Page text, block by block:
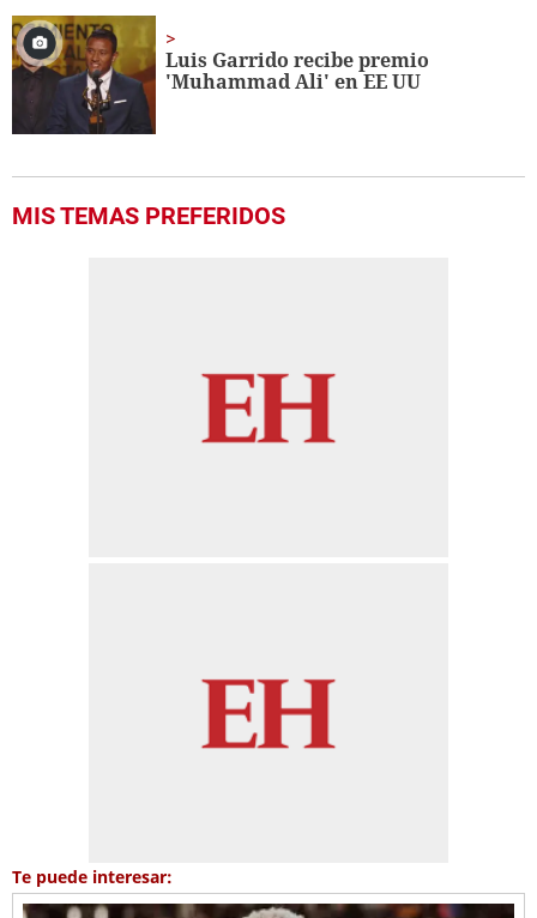
Luis Garrido recibe premio
'Muhammad Ali' en EE UU
MIS TEMAS PREFERIDOS
Te puede interesar: